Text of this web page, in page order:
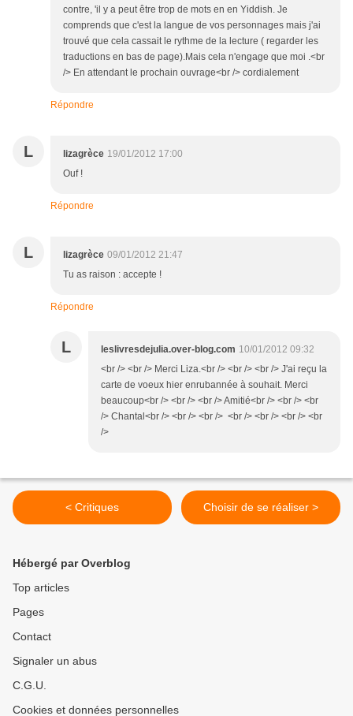
contre, 'il y a peut être trop de mots en en Yiddish. Je
comprends que c'est la langue de vos personnages mais j'ai
trouvé que cela cassait le rythme de la lecture ( regarder les
traductions en bas de page).Mais cela n'engage que moi .<br
/> En attendant le prochain ouvrage<br /> cordialement
Répondre
L lizagrèce 19/01/2012 17:00
Ouf !
Répondre
L lizagrèce 09/01/2012 21:47
Tu as raison : accepte !
Répondre
L leslivresdejulia.over-blog.com 10/01/2012 09:32
<br /> <br /> Merci Liza.<br /> <br /> <br /> J'ai reçu la
carte de voeux hier enrubannée à souhait. Merci
beaucoup<br /> <br /> <br /> Amitié<br /> <br /> <br
/> Chantal<br /> <br /> <br /> <br /> <br /> <br /> <br
/>
< Critiques Choisir de se réaliser >
Hébergé par Overblog
Top articles
Pages
Contact
Signaler un abus
C.G.U.
Cookies et données personnelles